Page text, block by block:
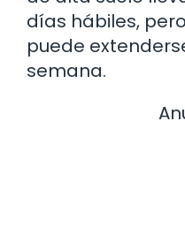
días hábiles,
puede
semana.